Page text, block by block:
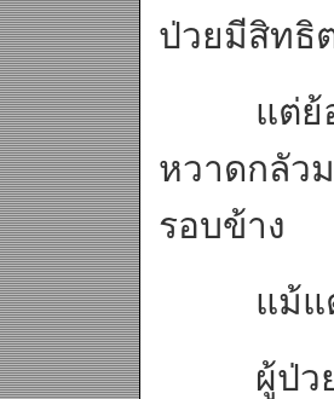
ป่วยมีสิทธิ
แต่ย้อนไ
หวาดกลัว
รอบข้าง
แม้แต่ส
ผู้ป่วยต้อ